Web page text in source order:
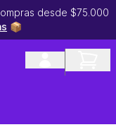
desde $75.000
📦